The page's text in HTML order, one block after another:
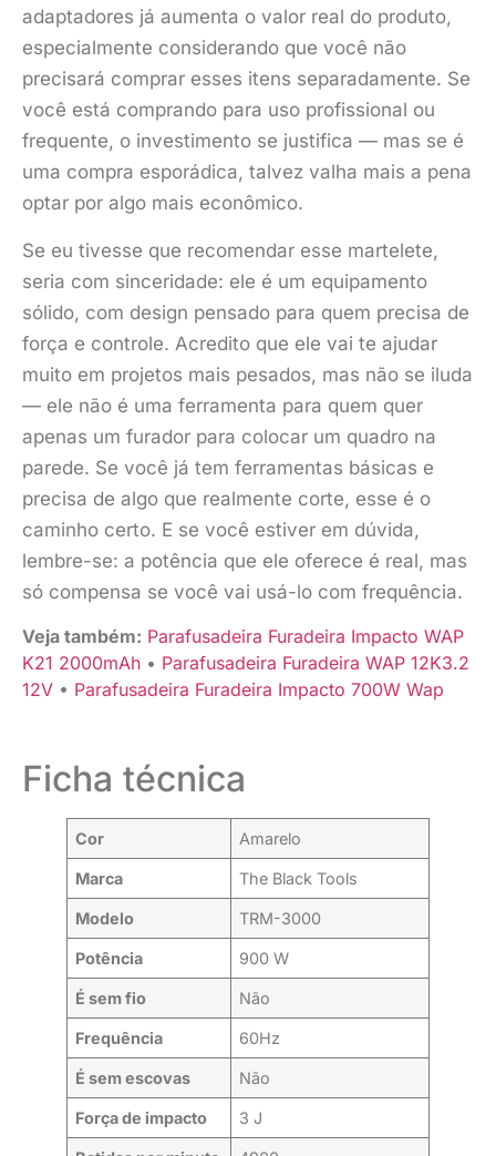
adaptadores já aumenta o valor real do produto,
especialmente considerando que você não
precisará comprar esses itens separadamente. Se
você está comprando para uso profissional ou
frequente, o investimento se justifica — mas se é
uma compra esporádica, talvez valha mais a pena
optar por algo mais econômico.
Se eu tivesse que recomendar esse martelete,
seria com sinceridade: ele é um equipamento
sólido, com design pensado para quem precisa de
força e controle. Acredito que ele vai te ajudar
muito em projetos mais pesados, mas não se iluda
— ele não é uma ferramenta para quem quer
apenas um furador para colocar um quadro na
parede. Se você já tem ferramentas básicas e
precisa de algo que realmente corte, esse é o
caminho certo. E se você estiver em dúvida,
lembre-se: a potência que ele oferece é real, mas
só compensa se você vai usá-lo com frequência.
Veja também: Parafusadeira Furadeira Impacto WAP
K21 2000mAh • Parafusadeira Furadeira WAP 12K3.2
12V • Parafusadeira Furadeira Impacto 700W Wap
Ficha técnica
Cor Amarelo
Marca The Black Tools
Modelo TRM-3000
Potência 900 W
É sem fio Não
Frequência 60Hz
É sem escovas Não
Força de impacto 3 J